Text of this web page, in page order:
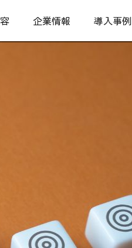
企業情報 導入事例